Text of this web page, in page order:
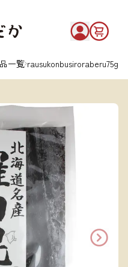
一覧 rausukonbusiroraberu75g